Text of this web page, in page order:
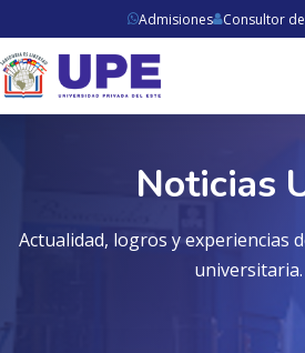
Admisiones Consultor
Noticias
Actualidad, logros y experiencias
universitaria.